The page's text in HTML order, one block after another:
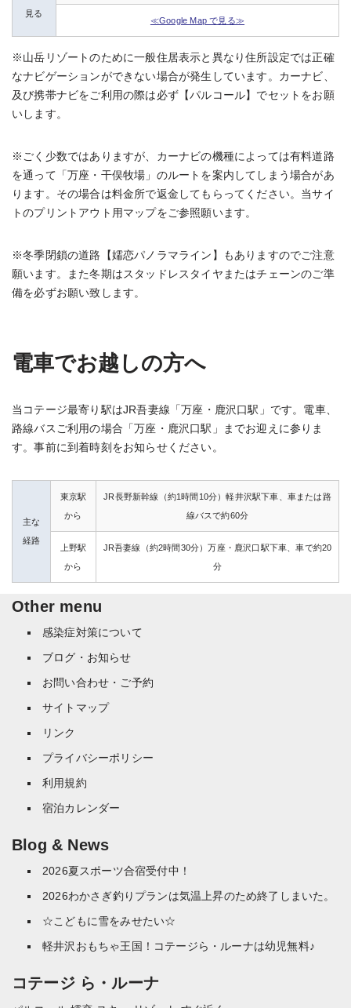
見る
≪Google Map で見る≫
※山岳リゾートのために一般住居表示と異なり住所設定では正確
なナビゲーションができない場合が発生しています。カーナビ、
及び携帯ナビをご利用の際は必ず【パルコール】でセットをお願
いします。
※ごく少数ではありますが、カーナビの機種によっては有料道路
を通って「万座・干俣牧場」のルートを案内してしまう場合があ
ります。その場合は料金所で返金してもらってください。当サイ
トのプリントアウト用マップをご参照願います。
※冬季閉鎖の道路【嬬恋パノラマライン】もありますのでご注意
願います。また冬期はスタッドレスタイヤまたはチェーンのご準
備を必ずお願い致します。
電車でお越しの方へ
当コテージ最寄り駅はJR吾妻線「万座・鹿沢口駅」です。電車、
路線バスご利用の場合「万座・鹿沢口駅」までお迎えに参りま
す。事前に到着時刻をお知らせください。
主な
経路
東京駅
から
JR長野新幹線（約1時間10分）軽井沢駅下車、車または路
線バスで約60分
上野駅
から
JR吾妻線（約2時間30分）万座・鹿沢口駅下車、車で約20
分
Other menu
感染症対策について
ブログ・お知らせ
お問い合わせ・ご予約
サイトマップ
リンク
プライバシーポリシー
利用規約
宿泊カレンダー
Blog & News
2026夏スポーツ合宿受付中！
2026わかさぎ釣りプランは気温上昇のため終了しまいた。
☆こどもに雪をみせたい☆
軽井沢おもちゃ王国！コテージら・ルーナは幼児無料♪
コテージ ら・ルーナ